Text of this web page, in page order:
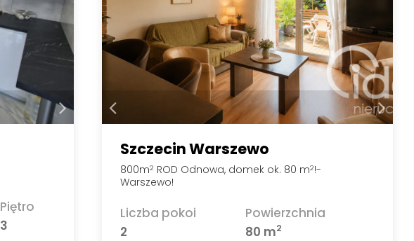
Piętro
3
Szczecin Warszewo
800m2 ROD Odnowa, domek ok. 80 m2!-
Warszewo!
Liczba pokoi
2
Powierzchnia
80 m2